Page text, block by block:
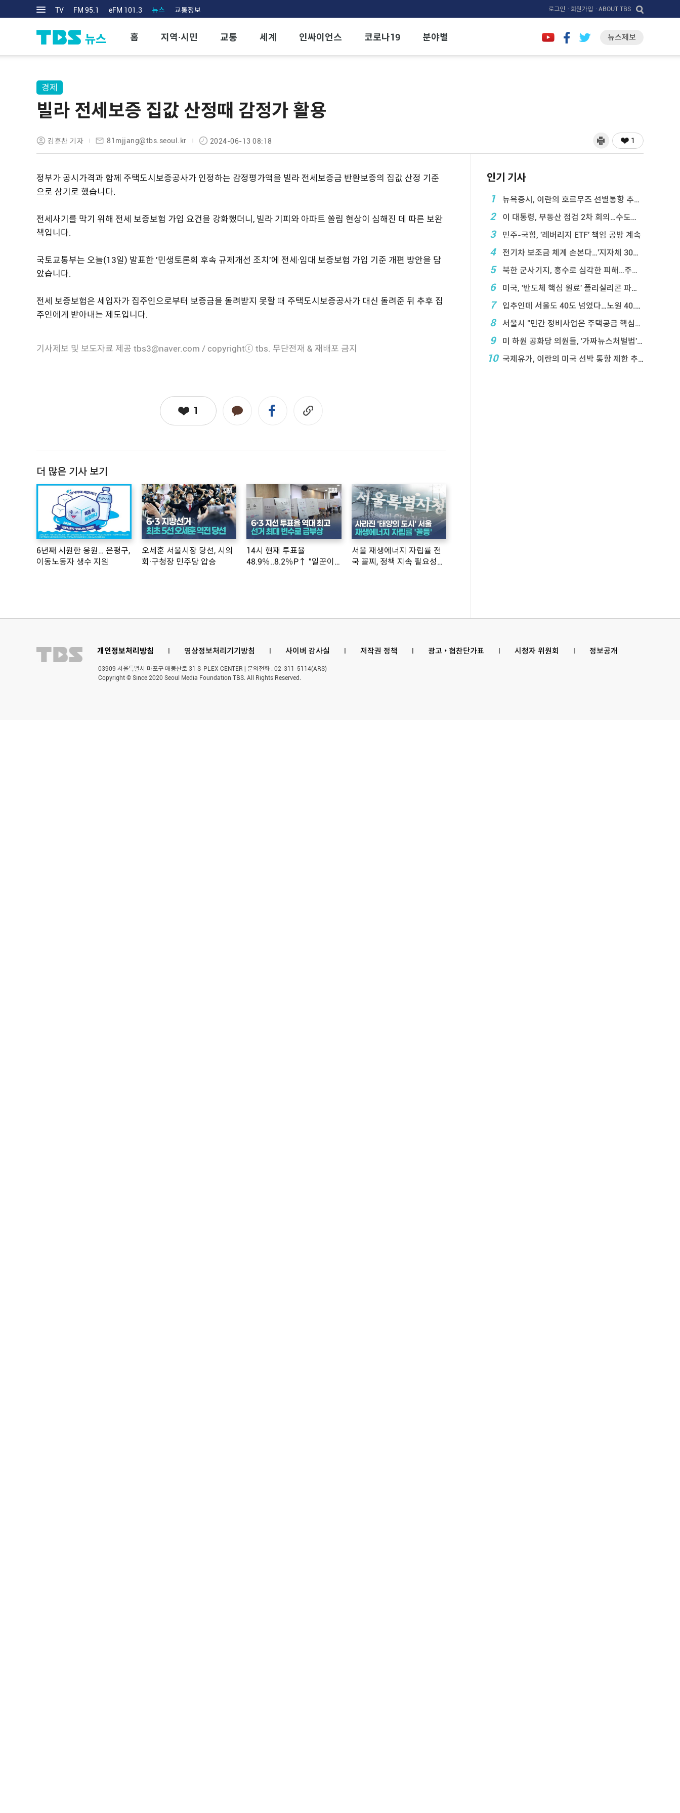
TV FM 95.1 eFM 101.3 뉴스 교통정보 로그인 · 회원가입 · ABOUT TBS
홈 지역·시민 교통 세계 인싸이언스 코로나19 분야별 뉴스제보
경제
빌라 전세보증 집값 산정때 감정가 활용
김훈찬 기자 81mjjang@tbs.seoul.kr 2024-06-13 08:18 1
정부가 공시가격과 함께 주택도시보증공사가 인정하는 감정평가액을 빌라 전세보증금 반환보증의 집값 산정 기준
으로 삼기로 했습니다.
전세사기를 막기 위해 전세 보증보험 가입 요건을 강화했더니, 빌라 기피와 아파트 쏠림 현상이 심해진 데 따른 보완
책입니다.
국토교통부는 오늘(13일) 발표한 '민생토론회 후속 규제개선 조치'에 전세·임대 보증보험 가입 기준 개편 방안을 담
았습니다.
전세 보증보험은 세입자가 집주인으로부터 보증금을 돌려받지 못할 때 주택도시보증공사가 대신 돌려준 뒤 추후 집
주인에게 받아내는 제도입니다.
기사제보 및 보도자료 제공 tbs3@naver.com / copyrightⓒ tbs. 무단전재 & 재배포 금지
1
더 많은 기사 보기
6년째 시원한 응원… 은평구,
이동노동자 생수 지원
오세훈 서울시장 당선, 시의
회·구청장 민주당 압승
14시 현재 투표율
48.9％..8.2％P↑ "일꾼이
서울 재생에너지 자립률 전
국 꼴찌, 정책 지속 필요성
인기 기사
1
뉴욕증시, 이란의 호르무즈 선별통항 추진에 하락
2 이 대통령, 부동산 점검 2차 회의…수도권 공급대책 ...
3 민주-국힘, '레버리지 ETF' 책임 공방 계속
4 전기차 보조금 체계 손본다…'지자체 30％ 매칭' ...
5 북한 군사기지, 홍수로 심각한 피해…주택 수백채 파괴
6 미국, '반도체 핵심 원료' 폴리실리콘 파생상품에 ...
7 입추인데 서울도 40도 넘었다…노원 40.2도 기록
8 서울시 "민간 정비사업은 주택공급 핵심&q ...
9 미 하원 공화당 의원들, '가짜뉴스처벌법' 항의 서한
10 국제유가, 이란의 미국 선박 통항 제한 추진에 상승
개인정보처리방침 l 영상정보처리기기방침 l 사이버 감사실 l 저작권 정책 l 광고 • 협찬단가표 l 시청자 위원회 l 정보공개
03909 서울특별시 마포구 매봉산로 31 S-PLEX CENTER | 문의전화 : 02-311-5114(ARS)
Copyright © Since 2020 Seoul Media Foundation TBS. All Rights Reserved.